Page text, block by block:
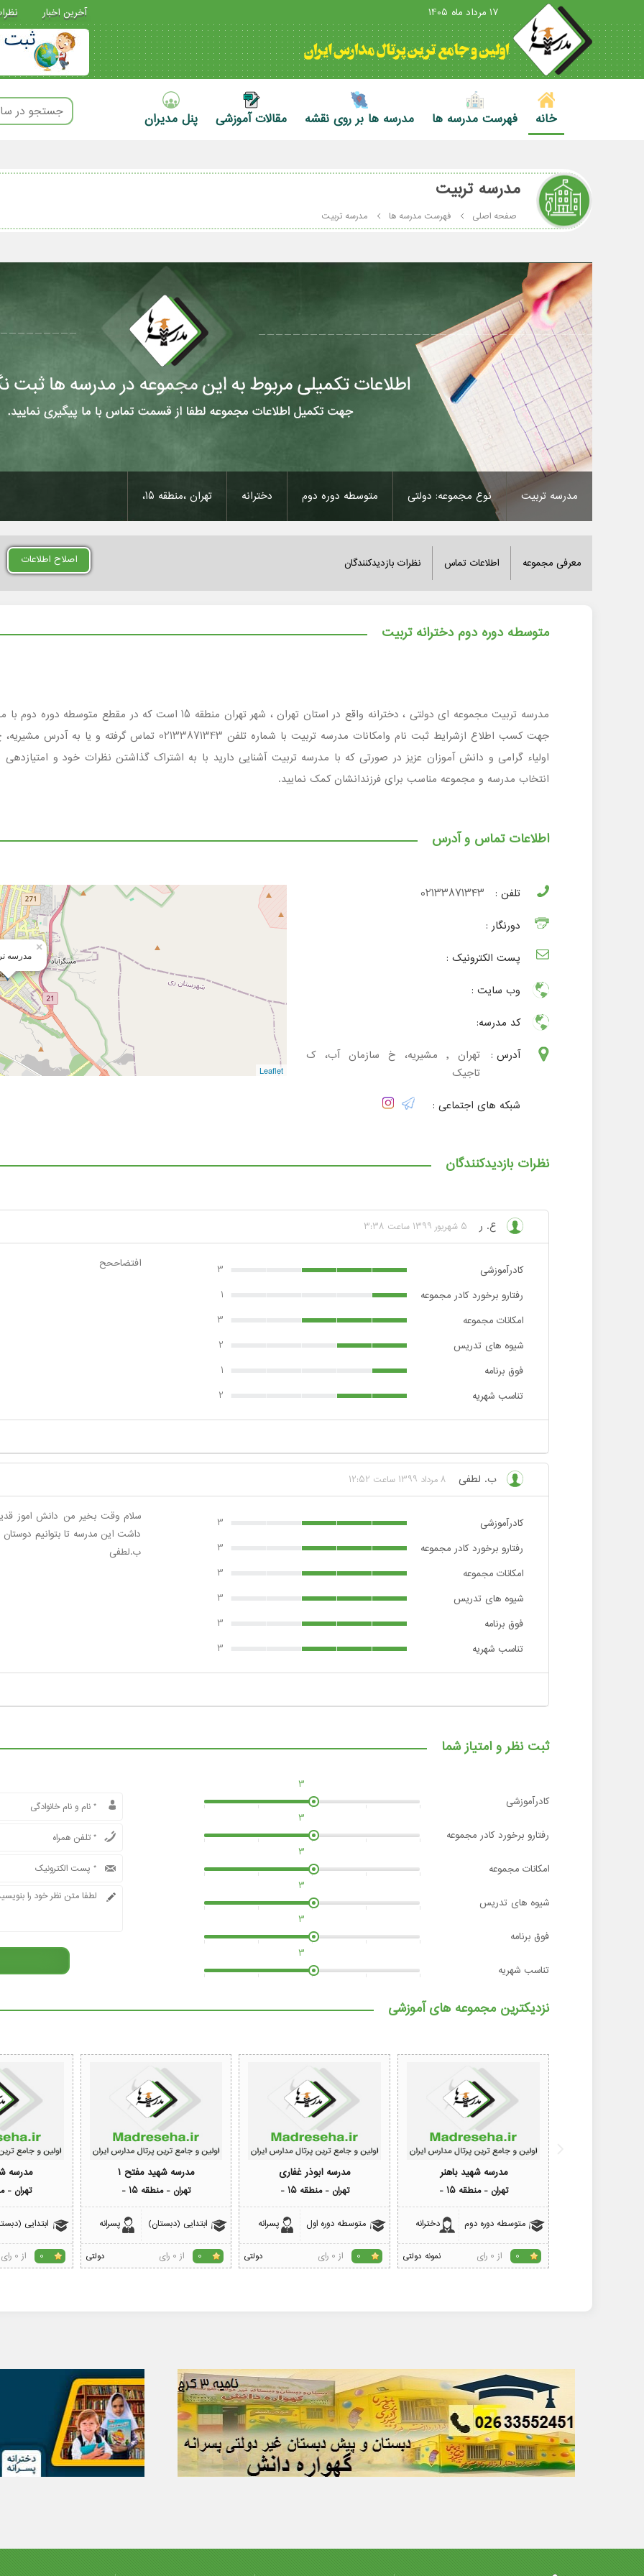
17 مرداد ماه 1405 آخرین اخبار
خانه فهرست مدرسه ها مدرسه ها بر روی نقشه مقالات آموزشی پنل مدیران
مدرسه تربیت
صفحه اصلی فهرست مدرسه ها مدرسه تربیت
مدرسه تربیت نوع مجموعه: دولتی متوسطه دوره دوم دخترانه تهران ،منطقه 15،
معرفی مجموعه اطلاعات تماس نظرات بازدیدکنندگان اصلاح اطلاعات
متوسطه دوره دوم دخترانه تربیت
مدرسه تربیت مجموعه ای دولتی ، دخترانه واقع در استان تهران ، شهر
جهت کسب اطلاع ازشرایط ثبت نام وامکانات مدرسه تربیت با
اولیاء گرامی و دانش آموزان عزیز در صورتی که با مدرسه تربیت آشنایی دارید با به اشتراک گذاشتن نظرات خود و
انتخاب مدرسه و مجموعه مناسب برای فرزندانشان کمک نمایید.
اطلاعات تماس و آدرس
تلفن :
02133871343
دورنگار :
پست الکترونیک :
وب سایت :
کد مدرسه:
آدرس :
تهران , مشیریه، خ سازمان آب، ک
تاجیک
شبکه های اجتماعی :
مدرسه
×
Leaflet
نظرات بازدیدکنندگان
ع. ر 5 شهریور 1399 ساعت 3:38
کادرآموزشی 3
رفتارو برخورد کادر مجموعه 1
امکانات مجموعه 3
شیوه های تدریس 2
فوق برنامه 1
تناسب شهریه 2
افتضاححح
ب. لطفی 8 مرداد 1399 ساعت 12:52
کادرآموزشی 3
رفتارو برخورد کادر مجموعه 3
امکانات مجموعه 3
شیوه های تدریس 3
فوق برنامه 3
تناسب شهریه 3
سلام وقت بخیر من دانش اموز
داشت این مدرسه تا بتوانیم
ب.لطفی
ثبت نظر و امتیاز شما
کادرآموزشی
3
رفتارو برخورد کادر مجموعه
3
امکانات مجموعه
3
شیوه های تدریس
3
فوق برنامه
3
تناسب شهریه
3
نزدیکترین مجموعه های آموزشی
مدرسه شهید باهنر
تهران - منطقه 15 -
متوسطه دوره دوم دخترانه
نمونه دولتی 0 از 0 رای
مدرسه ابوذر غفاری
تهران - منطقه 15 -
متوسطه دوره اول پسرانه
دولتی 0 از 0 رای
مدرسه شهید مفتح 1
تهران - منطقه 15 -
ابتدایی (دبستان) پسرانه
دولتی 0 از 0 رای
مدرسه
تهران -
ابتدایی
0 از 0 رای